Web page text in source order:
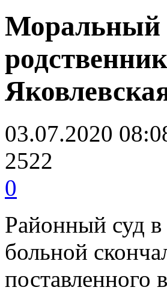
Моральный
03.07.2020
2522
0
Районный суд в
больной
поставленного